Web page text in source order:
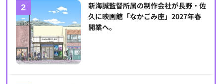
新海誠監督所属の制作会社が長野・佐
久に映画館「なかごみ座」2027年春
開業へ。